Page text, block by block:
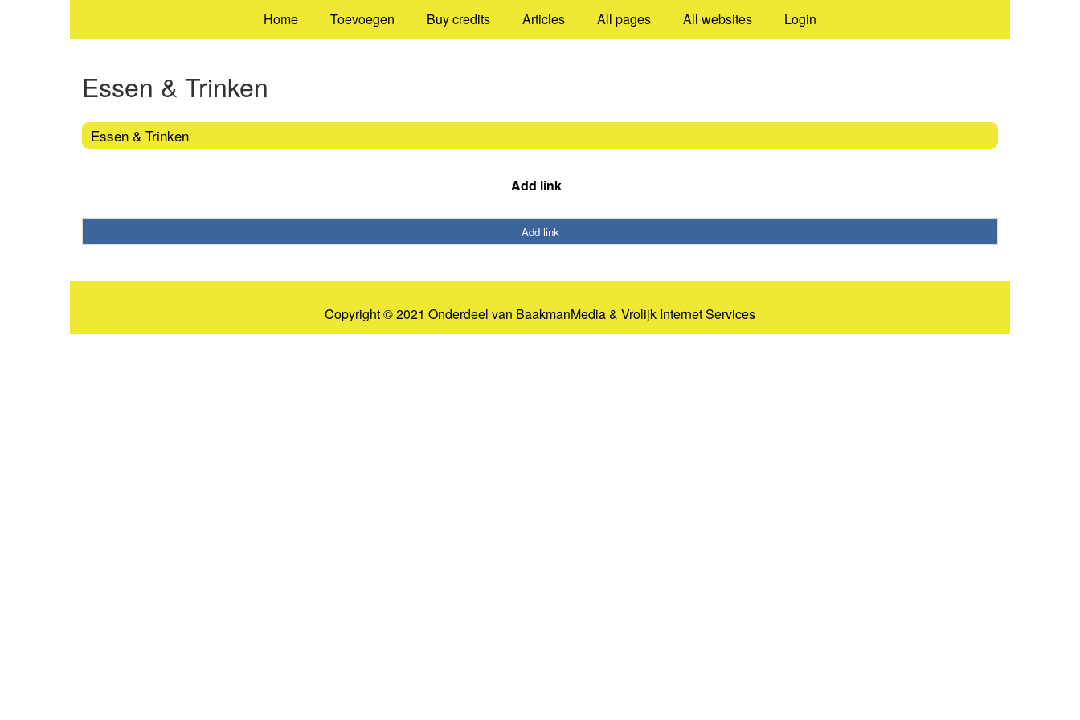
Home Toevoegen Buy credits Articles All pages All websites Login
Essen & Trinken
Essen & Trinken
Add link
Add link
Copyright © 2021 Onderdeel van BaakmanMedia& Vrolijk Internet Services